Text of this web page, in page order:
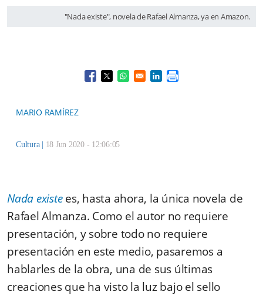
"Nada existe", novela de Rafael Almanza, ya en Amazon.
Opens in a new window
Opens in a new window
Opens in a new window
Opens in a new window
MARIO RAMÍREZ
Cultura | 18 Jun 2020 - 12:06:05
Nada existe es, hasta ahora, la única novela de
Rafael Almanza. Como el autor no requiere
presentación, y sobre todo no requiere
presentación en este medio, pasaremos a
hablarles de la obra, una de sus últimas
creaciones que ha visto la luz bajo el sello